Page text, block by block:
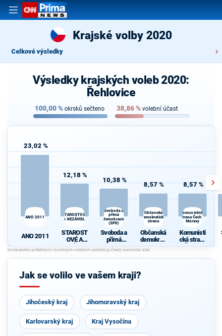
Krajské volby 2020
Celkové výsledky
Výsledky krajských voleb 2020:
Řehlovice
100,00% okrsků sečteno 38,86% volební účast
23,02 %
ANO 2011
ANO 2011
12,18 %
STAROSTOVÉ
A NEZÁVISLÍ
STAROST
OVÉ A
NEZÁVISL
Í
10,38 %
Svoboda a
přímá
demokracie
(SPD)
Svoboda a
přímá
demokraci
e (SPD)
8,57 %
Občanská
demokratická
strana
Občanská
demokrati
cká strana
8,57 %
Komunistická
strana Čech a
Moravy
Komunisti
cká strana
Čech a
Jak se volilo ve vašem kraji?
Jihočeský kraj Jihomoravský kraj
Karlovarský kraj Kraj Vysočina